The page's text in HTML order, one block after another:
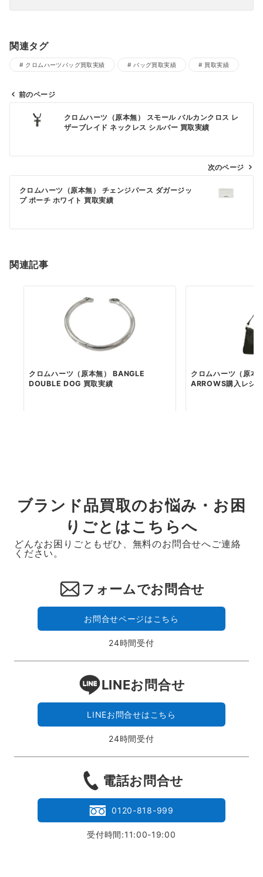
関連タグ
クロムハーツバッグ買取実績 バッグ買取実績 買取実績
ビ
ゲ
ー
前のページ
クロムハーツ（原本無） スモール バルカンクロス レ
ザーブレイド ネックレス シルバー 買取実績
次のページ
クロムハーツ（原本無） チェンジパース ダガージッ
プ ポーチ ホワイト 買取実績
関連記事
クロムハーツ（原本無） BANGLE
DOUBLE DOG 買取実績
クロムハーツ（原本
ARROWS購入レシ
ブランド品買取のお悩み・お困
りごとはこちらへ
どんなお困りごともぜひ、無料のお問合せへご連絡
ください。
フォームでお問合せ
お問合せページはこちら
24時間受付
LINEお問合せ
LINEお問合せはこちら
24時間受付
電話お問合せ
0120-818-999
受付時間:11:00-19:00